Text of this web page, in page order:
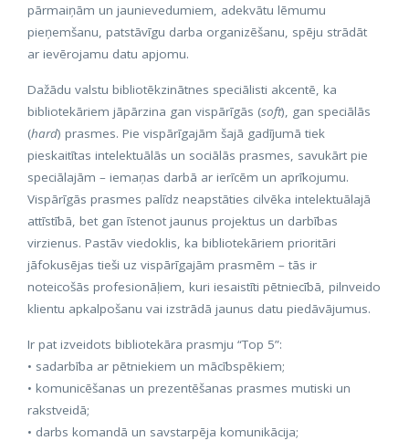
pārmaiņām un jaunievedumiem, adekvātu lēmumu
pieņemšanu, patstāvīgu darba organizēšanu, spēju strādāt
ar ievērojamu datu apjomu.
Dažādu valstu bibliotēkzinātnes speciālisti akcentē, ka
bibliotekāriem jāpārzina gan vispārīgās (soft), gan speciālās
(hard) prasmes. Pie vispārīgajām šajā gadījumā tiek
pieskaitītas intelektuālās un sociālās prasmes, savukārt pie
speciālajām – iemaņas darbā ar ierīcēm un aprīkojumu.
Vispārīgās prasmes palīdz neapstāties cilvēka intelektuālajā
attīstībā, bet gan īstenot jaunus projektus un darbības
virzienus. Pastāv viedoklis, ka bibliotekāriem prioritāri
jāfokusējas tieši uz vispārīgajām prasmēm – tās ir
noteicošās profesionāļiem, kuri iesaistīti pētniecībā, pilnveido
klientu apkalpošanu vai izstrādā jaunus datu piedāvājumus.
Ir pat izveidots bibliotekāra prasmju “Top 5”:
• sadarbība ar pētniekiem un mācībspēkiem;
• komunicēšanas un prezentēšanas prasmes mutiski un
rakstveidā;
• darbs komandā un savstarpēja komunikācija;